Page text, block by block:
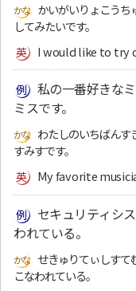
かいがいりょこうち
してみたいです。
I would like to try
私の一番好きな
ミスです。
わたしのいちばんす
すみすです。
My favorite
セキュリティシ
われている。
せきゅりてぃしすて
こなわれている。